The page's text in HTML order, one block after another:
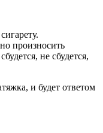
произносить
не сбудется,
и будет ответом